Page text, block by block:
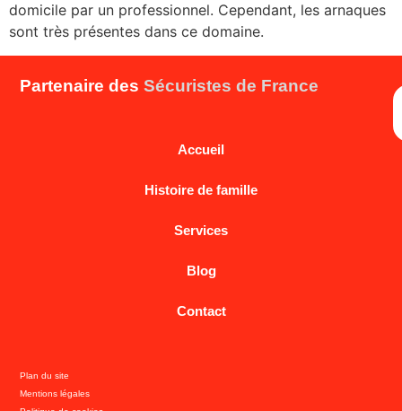
domicile par un professionnel. Cependant, les arnaques
sont très présentes dans ce domaine.
Partenaire desSécuristes de France
Accueil
Histoire de famille
Services
Blog
Contact
Plan du site
Mentions légales